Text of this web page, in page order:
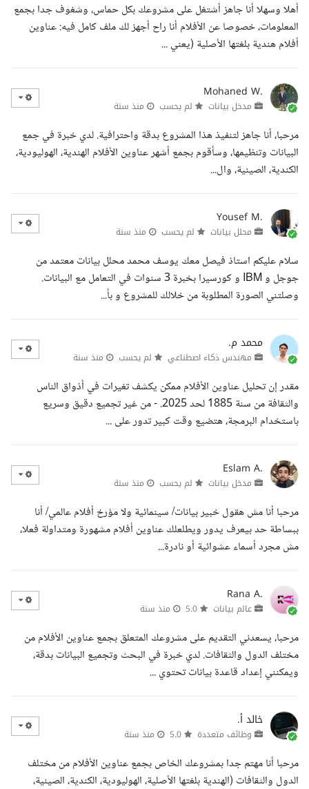
أهلا وسهلا أنا جاهز أشتغل على مشروعك بكل حماس، وشغوف جدا بجمع
المعلومات، خصوصا عن الأفلام أنا راح أجهز لك ملف كامل فيه: عناوين
أفلام هندية بلغتها الأصلية (يعني ...
Mohaned W.
مدخل بيانات لم يحسب منذ سنة
مرحبا، أنا جاهز لتنفيذ هذا المشروع بدقة واحترافية. لدي خبرة في جمع
البيانات وتنظيمها، وسأقوم بجمع أشهر عناوين الأفلام الهندية، الهوليودية،
الكندية، الصينية، وال...
Yousef M.
محلل بيانات لم يحسب منذ سنة
سلام عليكم استاذ فيصل معك يوسف محمد محلل بيانات معتمد من
جوجل و IBM و كورسيرا بخبرة 3 سنوات في التعامل مع البيانات.
وصلتني الصورة المطلوبة من خلالك للمشروع و بأ...
محمد م.
مهندس ذكاء اصطناعي لم يحسب منذ سنة
مقدر إن تحليل عناوين الأفلام ممكن يكشف تغيرات في أذواق الناس
والثقافة من سنة 1885 لحد 2025. - من غير تجميع دقيق وسريع
باستخدام البرمجة، هتضيع وقت كبير تدور على ...
Eslam A.
مدخل بيانات لم يحسب منذ سنة
مرحبا أنا مش هقول خبير بيانات/ سينمائية ولا مؤرخ أفلام عالمي/ أنا
ببساطة حد بيعرف يدور ويطلعلك عناوين أفلام مشهورة ومتداولة فعلا،
مش مجرد أسماء عشوائية أو نادرة...
Rana A.
عالم بيانات منذ سنة
مرحبا، يسعدني التقديم على مشروعك المتعلق بجمع عناوين الأفلام من
مختلف الدول والثقافات. لدي خبرة في البحث وتجميع البيانات بدقة،
ويمكنني إعداد قاعدة بيانات تحتوي ...
خالد أ.
وظائف متعددة منذ سنة
مرحبا أنا مهتم جدا بمشروعك الخاص بجمع عناوين الأفلام من مختلف
الدول والثقافات (الهندية بلغتها الأصلية، الهوليودية، الكندية، الصينية،